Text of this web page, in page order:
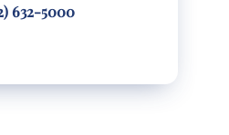
632-5000
español